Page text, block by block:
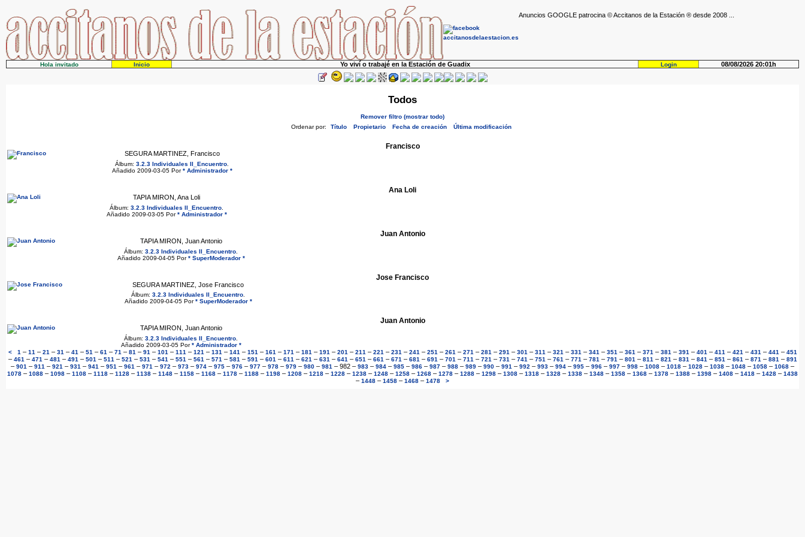
Anuncios GOOGLE patrocina © Accitanos de la Estación ® desde 2008 ...
Hola invitado Inicio Yo viví o trabajé en la Estación de Guadix Login 08/08/2026 20:01h
Todos
Remover filtro (mostrar todo)
Ordenar por:
Título Propietario Fecha de creación Última modificación
Francisco
SEGURA MARTINEZ, Francisco
Álbum: 3.2.3 Individuales II_Encuentro
Añadido 2009-03-05 Por* Administrador *
Ana Loli
TAPIA MIRON, Ana Loli
Álbum: 3.2.3 Individuales II_Encuentro
Añadido 2009-03-05 Por* Administrador *
Juan Antonio
TAPIA MIRON, Juan Antonio
Álbum: 3.2.3 Individuales II_Encuentro
Añadido 2009-04-05 Por* SuperModerador *
Jose Francisco
SEGURA MARTINEZ, Jose Francisco
Álbum: 3.2.3 Individuales II_Encuentro.
Añadido 2009-04-05 Por* SuperModerador *
Juan Antonio
TAPIA MIRON, Juan Antonio
Álbum: 3.2.3 Individuales II_Encuentro
Añadido 2009-03-05 Por* Administrador *
<
1 – 11 – 21 – 31 – 41 – 51 – 61 – 71 – 81 – 91 – 101 – 111 – 121 – 131 – 141 – 151 – 161 – 171 – 181 – 191 – 201 – 211 – 221 – 231 – 241 – 251 – 261 – 271 – 281 – 291 – 301 – 311 – 321 – 331 – 341 – 351 – 361 – 371 – 381 – 391 – 401 – 411 – 421 – 431 – 441 – 451
– 461 – 471 – 481 – 491 – 501 – 511 – 521 – 531 – 541 – 551 – 561 – 571 – 581 – 591 – 601 – 611 – 621 – 631 – 641 – 651 – 661 – 671 – 681 – 691 – 701 – 711 – 721 – 731 – 741 – 751 – 761 – 771 – 781 – 791 – 801 – 811 – 821 – 831 – 841 – 851 – 861 – 871 – 881 – 891
– 901 – 911 – 921 – 931 – 941 – 951 – 961 – 971 – 972 – 973 – 974 – 975 – 976 – 977 – 978 – 979 – 980 – 981 – 982 – 983 – 984 – 985 – 986 – 987 – 988 – 989 – 990 – 991 – 992 – 993 – 994 – 995 – 996 – 997 – 998 – 1008 – 1018 – 1028 – 1038 – 1048 – 1058 – 1068 –
1078 – 1088 – 1098 – 1108 – 1118 – 1128 – 1138 – 1148 – 1158 – 1168 – 1178 – 1188 – 1198 – 1208 – 1218 – 1228 – 1238 – 1248 – 1258 – 1268 – 1278 – 1288 – 1298 – 1308 – 1318 – 1328 – 1338 – 1348 – 1358 – 1368 – 1378 – 1388 – 1398 – 1408 – 1418 – 1428 – 1438
– 1448 – 1458 – 1468 – 1478 >